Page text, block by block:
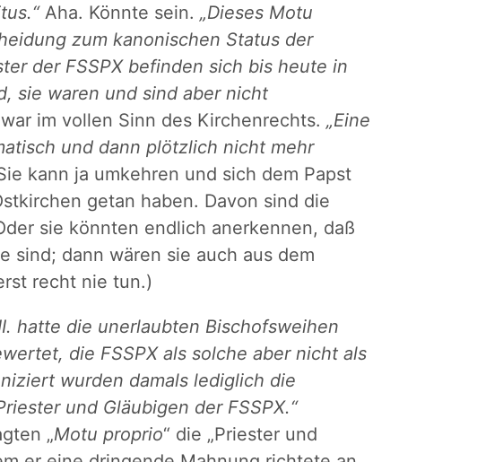
Aha. Könnte sein. „Dieses Motu
zum kanonischen Status der
der FSSPX befinden sich bis heute in
sie waren und sind aber nicht
im vollen Sinn des Kirchenrechts. „Eine
und dann plötzlich nicht mehr
kann ja umkehren und sich dem Papst
getan haben. Davon sind die
sie könnten endlich anerkennen, daß
sind; dann wären sie auch aus dem
recht nie tun.)
hatte die unerlaubten Bischofsweihen
die FSSPX als solche aber nicht als
wurden damals lediglich die
und Gläubigen der FSSPX.“
„Motu proprio“ die „Priester und